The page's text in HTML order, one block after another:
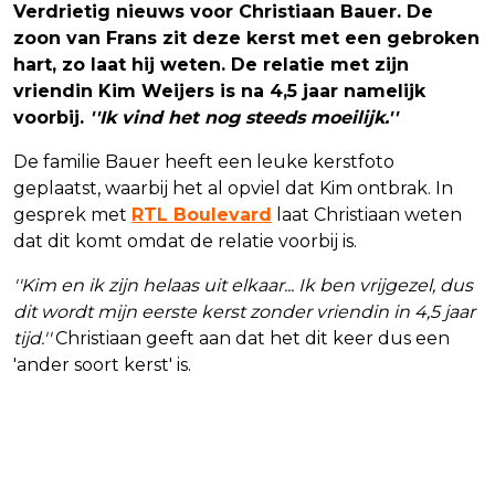
Verdrietig nieuws voor Christiaan Bauer. De
zoon van Frans zit deze kerst met een gebroken
hart, zo laat hij weten. De relatie met zijn
vriendin Kim Weijers is na 4,5 jaar namelijk
voorbij. ''Ik vind het nog steeds moeilijk.''
De familie Bauer heeft een leuke kerstfoto
geplaatst, waarbij het al opviel dat Kim ontbrak. In
gesprek met RTL Boulevard
laat Christiaan weten
dat dit komt omdat de relatie voorbij is.
''Kim en ik zijn helaas uit elkaar... Ik ben vrijgezel, dus
dit wordt mijn eerste kerst zonder vriendin in 4,5 jaar
tijd.''Christiaan geeft aan dat het dit keer dus een
'ander soort kerst' is.